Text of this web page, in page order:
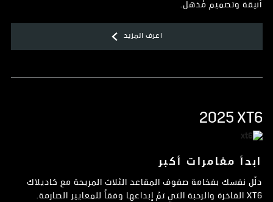
أنيقة وتصميم مُذهل.
اعرف المزيد
2025 XT6
ابدأ مغامرات أكبر
دلّل نفسك بفخامة صفوف المقاعد الثلاث المريحة مع كاديلاك
XT6 الفاخرة والرحبة التي تمّ إبداعها وفقاً للمعايير الصارمة.